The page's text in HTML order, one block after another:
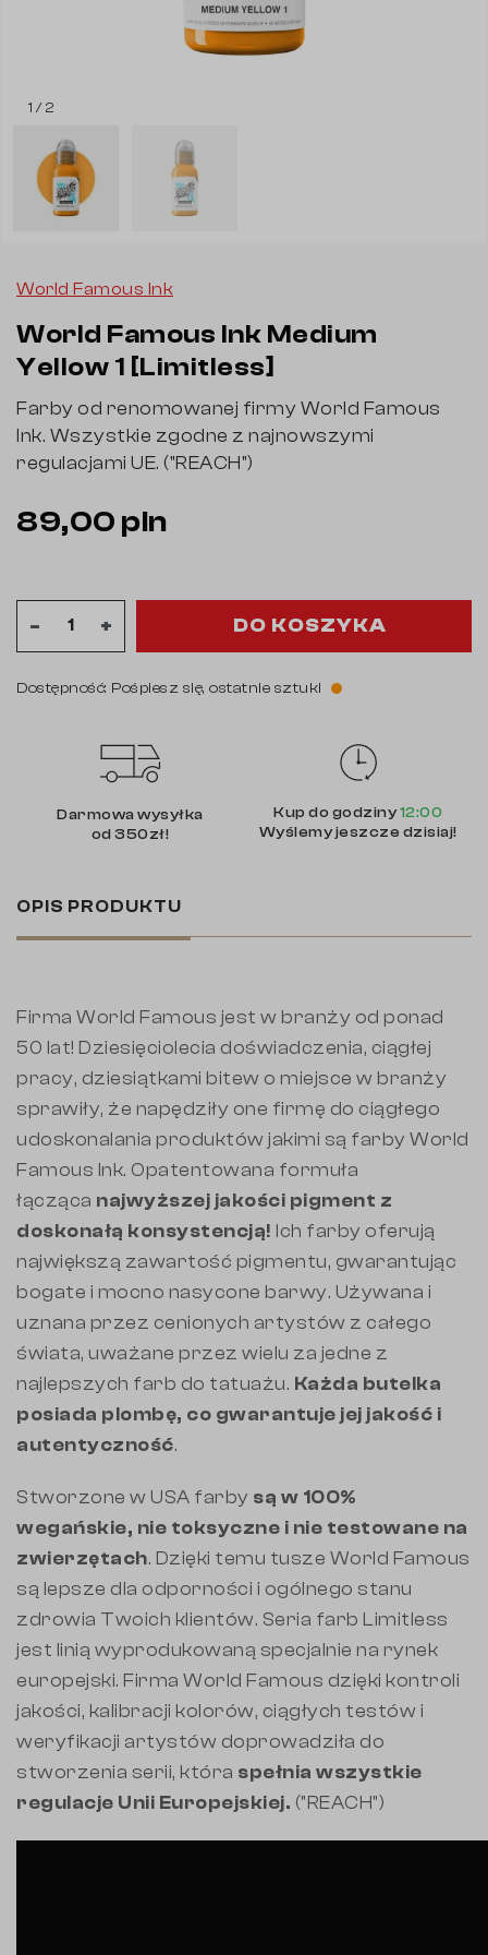
1 / 2
World Famous Ink
World Famous Ink Medium
Yellow 1 [Limitless]
Farby od renomowanej firmy World Famous
Ink. Wszystkie zgodne z najnowszymi
regulacjami UE. ("REACH")
89,00 pln
Dostępność: Pośpiesz się, ostatnie sztuki
- + DO KOSZYKA
Darmowa wysyłka
od 350zł!
Kup do godziny12:00
Wyślemy jeszcze dzisiaj!
OPIS PRODUKTU
Firma World Famous jest w branży od ponad
50 lat! Dziesięciolecia doświadczenia, ciągłej
pracy, dziesiątkami bitew o miejsce w branży
sprawiły, że napędziły one firmę do ciągłego
udoskonalania produktów jakimi są farby World
Famous Ink. Opatentowana formuła
łącząca najwyższej jakości pigment z
doskonałą konsystencją! Ich farby oferują
największą zawartość pigmentu, gwarantując
bogate i mocno nasycone barwy. Używana i
uznana przez cenionych artystów z całego
świata, uważane przez wielu za jedne z
najlepszych farb do tatuażu. Każda butelka
posiada plombę, co gwarantuje jej jakość i
autentyczność.
Stworzone w USA farby są w 100%
wegańskie, nie toksyczne i nie testowane na
zwierzętach. Dzięki temu tusze World Famous
są lepsze dla odporności i ogólnego stanu
zdrowia Twoich klientów. Seria farb Limitless
jest linią wyprodukowaną specjalnie na rynek
europejski. Firma World Famous dzięki kontroli
jakości, kalibracji kolorów, ciągłych testów i
weryfikacji artystów doprowadziła do
stworzenia serii, która spełnia wszystkie
regulacje Unii Europejskiej. ("REACH")